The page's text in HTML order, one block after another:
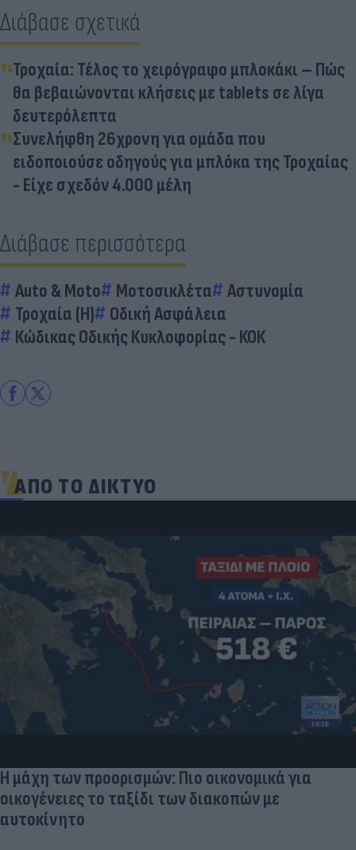
Διάβασε σχετικά
Τροχαία: Τέλος το χειρόγραφο μπλοκάκι – Πώς
θα βεβαιώνονται κλήσεις με tablets σε λίγα
δευτερόλεπτα
Συνελήφθη 26χρονη για ομάδα που
ειδοποιούσε οδηγούς για μπλόκα της Τροχαίας
- Είχε σχεδόν 4.000 μέλη
Διάβασε περισσότερα
Auto & Moto Μοτοσικλέτα
Αστυνομία
Τροχαία (Η)
Οδική Ασφάλεια
Κώδικας Οδικής Κυκλοφορίας - ΚΟΚ
ΑΠΟ ΤΟ ΔΙΚΤΥΟ
Η μάχη των προορισμών: Πιο οικονομικά για
οικογένειες το ταξίδι των διακοπών με
αυτοκίνητο